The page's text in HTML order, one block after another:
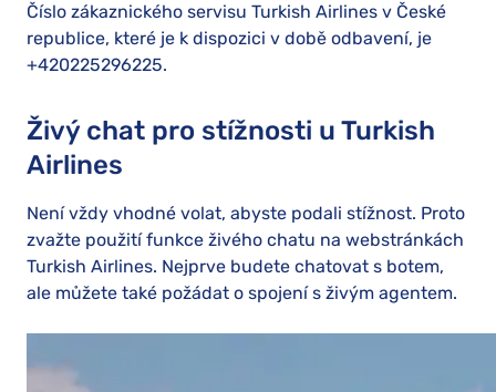
Číslo zákaznického servisu Turkish Airlines v České
republice, které je k dispozici v době odbavení, je
+420225296225.
Živý chat pro stížnosti u Turkish
Airlines
Není vždy vhodné volat, abyste podali stížnost. Proto
zvažte použití funkce živého chatu na webstránkách
Turkish Airlines. Nejprve budete chatovat s botem,
ale můžete také požádat o spojení s živým agentem.